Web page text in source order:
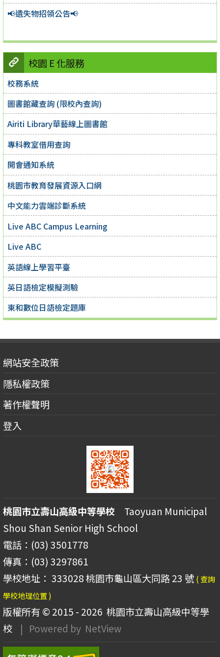
📢遺失物招領公告📢
校園 E 化服務
校務系統
圖書館藏查詢 (限校內查詢)
Airiti Library華藝線上圖書館
專科教室借用查詢
開會通知系統
桃園市教育發展資源入口網
中文能力雲端診斷系統
Live ABC Campus Learning
Live ABC
英語線上學習平臺
英日語檢定模擬測驗
東和數位日語檢定題庫
網站安全政策
隱私權政策
著作權聲明
登入
桃園市立壽山高級中等學校 Taoyuan Municipal
Shou Shan Senior High School
電話：(03) 3501778
傳真：(03) 3297861
學校地址： 333028 桃園市龜山區大同路 23 號 ( 查詢
學校地理位置 )
版權所有 © 2015 - 2026 桃園市立壽山高級中等學
校
| Powered by NetView